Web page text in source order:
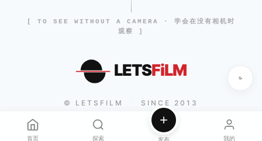
[ TO SEE WITHOUT A CAMERA · 学会在没有相机时
观察 ]
LETSFiLM
© LETSFILM SINCE 2013
首页 探索 发布 我的